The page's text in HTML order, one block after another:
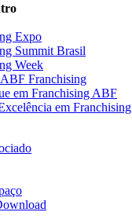
Expo
Summit Brasil
Week
Franchising
em Franchising ABF
em Franchising